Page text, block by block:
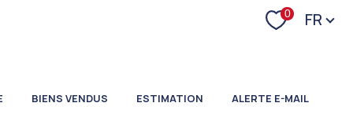
0 Langue
FR
BIENS VENDUS ESTIMATION ALERTE E-MAIL